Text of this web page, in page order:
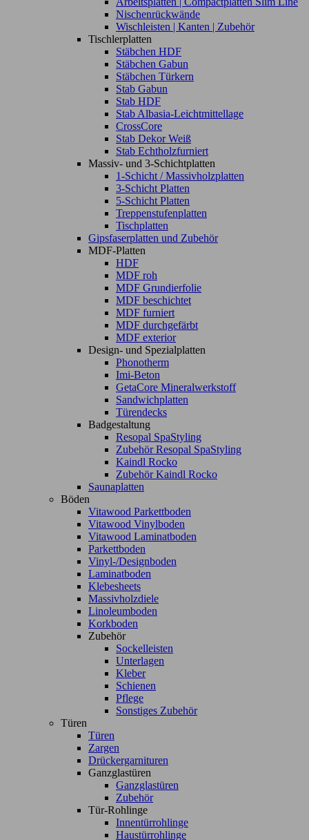
Nischenrückwände
Wischleisten | Kanten | Zubehör
Tischlerplatten
Stäbchen HDF
Stäbchen Gabun
Stäbchen Türkern
Stab Gabun
Stab HDF
Stab Albasia-Leichtmittellage
CrossCore
Stab Dekor Weiß
Stab Echtholzfurniert
Massiv- und 3-Schichtplatten
1-Schicht / Massivholzplatten
3-Schicht Platten
5-Schicht Platten
Treppenstufenplatten
Tischplatten
Gipsfaserplatten und Zubehör
MDF-Platten
HDF
MDF roh
MDF Grundierfolie
MDF beschichtet
MDF furniert
MDF durchgefärbt
MDF exterior
Design- und Spezialplatten
Phonotherm
Imi-Beton
GetaCore Mineralwerkstoff
Sandwichplatten
Türendecks
Badgestaltung
Resopal SpaStyling
Zubehör Resopal SpaStyling
Kaindl Rocko
Zubehör Kaindl Rocko
Saunaplatten
Böden
Vitawood Parkettboden
Vitawood Vinylboden
Vitawood Laminatboden
Parkettboden
Vinyl-/Designboden
Laminatboden
Klebesheets
Massivholzdiele
Linoleumboden
Korkboden
Zubehör
Sockelleisten
Unterlagen
Kleber
Schienen
Pflege
Sonstiges Zubehör
Türen
Türen
Zargen
Drückergarnituren
Ganzglastüren
Ganzglastüren
Zubehör
Tür-Rohlinge
Innentürrohlinge
Haustürrohlinge